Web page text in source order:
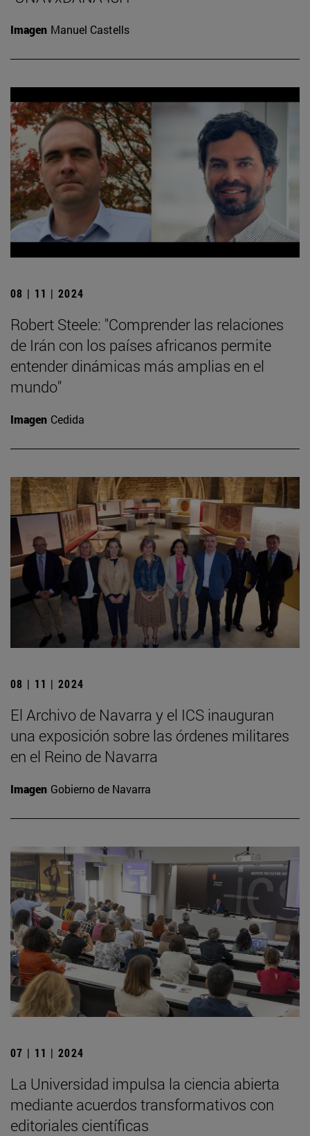
Imagen Manuel Castells
08 | 11 | 2024
Robert Steele: "Comprender las relaciones
de Irán con los países africanos permite
entender dinámicas más amplias en el
mundo"
Imagen Cedida
08 | 11 | 2024
El Archivo de Navarra y el ICS inauguran
una exposición sobre las órdenes militares
en el Reino de Navarra
Imagen Gobierno de Navarra
07 | 11 | 2024
La Universidad impulsa la ciencia abierta
mediante acuerdos transformativos con
editoriales científicas